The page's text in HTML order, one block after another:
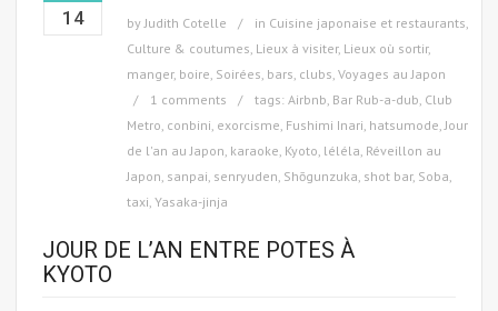
14 by Judith Cotelle in Cuisine japonaise et restaurants
Culture & coutumes Lieux à visiter, Lieux où sortir,
manger, boire Soirées, bars, clubs Voyages au Japon
1 comments
tags: Airbnb Bar Rub-a-dub Club
Metro conbini exorcisme Fushimi Inari hatsumode Jour
de l'an au Japon karaoke Kyoto léléla Réveillon au
Japon sanpai senryuden Shōgunzuka shot bar, Soba
taxi Yasaka-jinja
JOUR DE L’AN ENTRE POTES À
KYOTO